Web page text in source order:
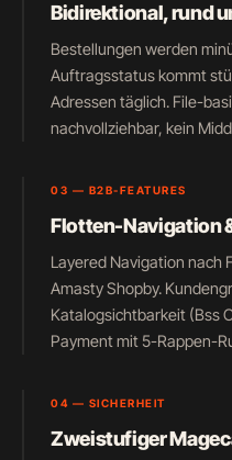
Bidirektional, rund
Bestellungen werden
Auftragsstatus kommt
Adressen täglich. File-
nachvollziehbar, kein
03 — B2B-FEATURES
Flotten-Navigation
Layered Navigation nach
Amasty Shopby.
Katalogsichtbarkeit (Bss
Payment mit 5-Rappen-
04 — SICHERHEIT
Zweistufiger